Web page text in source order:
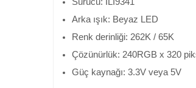
Arka ışık: Beyaz LED
Renk derinliği: 262K / 65K
Çözünürlük: 240RGB x 320
Güç kaynağı: 3.3V veya 5V